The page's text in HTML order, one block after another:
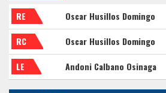
RE Oscar Husillos Domingo
RC Oscar Husillos Domingo
LE Andoni Calbano Osinaga